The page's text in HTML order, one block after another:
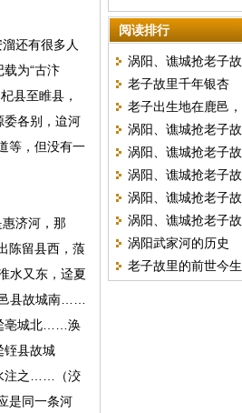
还有很多人
为“古汴
县至睢县，
委各别，迨河
等，但没有一
济河，那
陈留县西，蒗
水又东，迳夏
县故城南……
亳城北……涣
县故城
注之……（洨
是同一条河
阅读排行
涡阳、谯城抢老子
天过海
老子故里千年银杏
老子出生地在鹿邑
涡阳、谯城抢老子
花接木
涡阳、谯城抢老子
度陈仓
涡阳、谯城抢老子
而不见
涡阳、谯城抢老子
今断古
涡阳、谯城抢老子
章害义
涡阳武家河的历史
老子故里的前世今生